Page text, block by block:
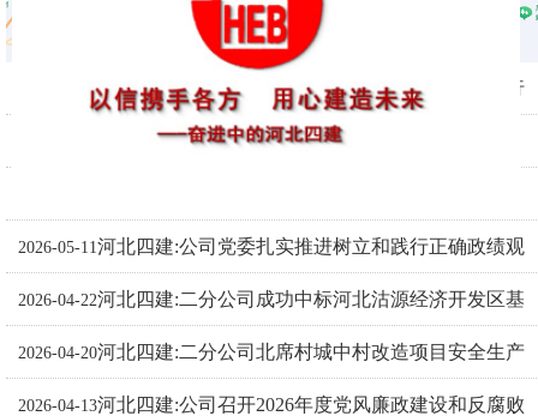
2026-06-04河北四建:公司党委理论学习中心组开展树立和践行
正确政绩观专题学习华东分公司德兰明海项目部喜获业主锦旗与感谢信
目检查指导工作
2026-05-11河北四建:公司党委扎实推进树立和践行正确政绩观
学习教育
2026-04-22河北四建:二分公司成功中标河北沽源经济开发区基
础设施综合提升建设项目第二标段
2026-04-20河北四建:二分公司北席村城中村改造项目安全生产
树标杆
2026-04-13河北四建:公司召开2026年度党风廉政建设和反腐败